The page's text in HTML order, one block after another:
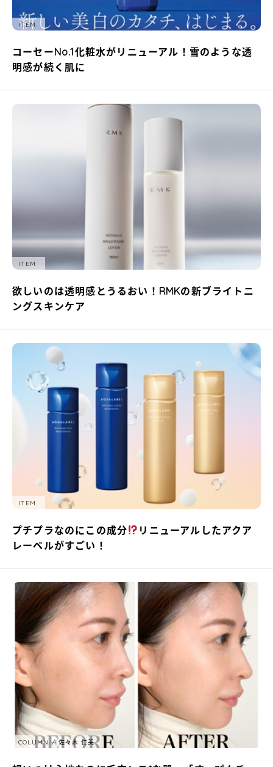
ITEM
コーセーNo.1化粧水がリニューアル！雪のような透
明感が続く肌に
ITEM
欲しいのは透明感とうるおい！RMKの新ブライトニ
ングスキンケア
ITEM
プチプラなのにこの成分
リニューアルしたアクア
レーベルがすごい！
COLUMN 佐々木 仁美